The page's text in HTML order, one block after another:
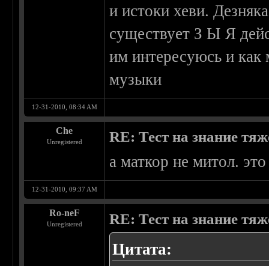
и истоки хеви.
существует З Ы Я
им интересуюсь и
музыки
12-31-2010, 08:34 AM
Che
Unregistered RE: Тест на знание
а маткор не митол.
12-31-2010, 09:37 AM
Ro-neF
Unregistered RE: Тест на знание
Цитата: